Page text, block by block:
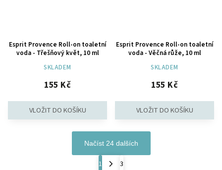
Esprit Provence Roll-on toaletní
voda - Třešňový květ, 10 ml
SKLADEM
155 Kč
Esprit Provence Roll-on toaletní
voda - Věčná růže, 10 ml
SKLADEM
155 Kč
Načíst 24 dalších
1
3